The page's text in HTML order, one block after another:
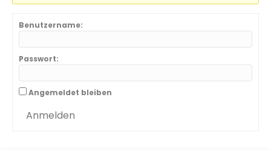
Benutzername:
Passwort:
Angemeldet bleiben
Anmelden